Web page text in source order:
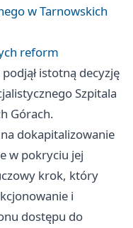
w Tarnowskich
reform
istotną decyzję
Szpitala
Górach.
dokapitalizowanie
w pokryciu jej
krok, który
i
dostępu do